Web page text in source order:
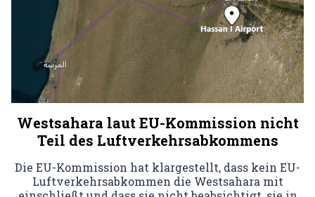
Westsahara laut EU-Kommission nicht
Teil des Luftverkehrsabkommens
Die EU-Kommission hat klargestellt, dass kein EU-
Luftverkehrsabkommen die Westsahara mit